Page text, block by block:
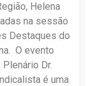
Helena
na sessão
Destaques do
O evento
Dr.
é uma